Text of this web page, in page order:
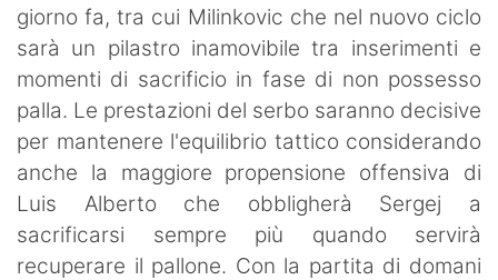
giorno fa, tra cui Milinkovic che nel nuovo ciclo
sarà un pilastro inamovibile tra inserimenti e
momenti di sacrificio in fase di non possesso
palla. Le prestazioni del serbo saranno decisive
per mantenere l'equilibrio tattico considerando
anche la maggiore propensione offensiva di
Luis Alberto che obbligherà Sergej a
sacrificarsi sempre più quando servirà
recuperare il pallone. Con la partita di domani